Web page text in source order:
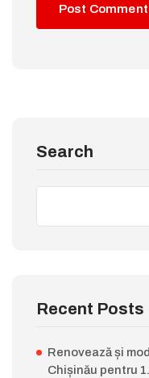
Search
Recent Posts
Renovează și
Chișinău pentru